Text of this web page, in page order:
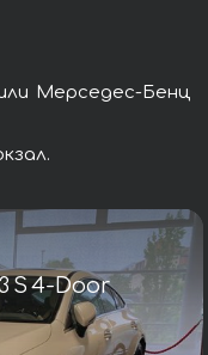
Мерседес-Бенц
S 4-Door